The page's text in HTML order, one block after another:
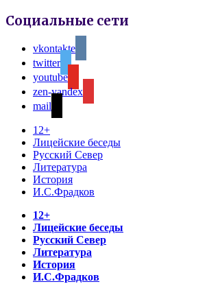
Социальные сети
vkontakte
twitter
youtube
zen-yandex
mail
12+
Лицейские беседы
Русский Север
Литература
История
И.С.Фрадков
12+
Лицейские беседы
Русский Север
Литература
История
И.С.Фрадков